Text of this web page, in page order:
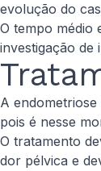
evolução do
O tempo médio
investigação de
A
pois é nesse
O tratamento
dor pélvica e